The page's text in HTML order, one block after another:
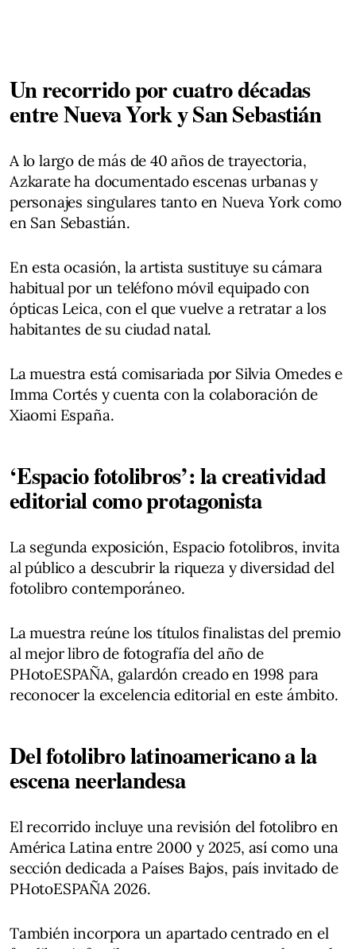
Un recorrido por cuatro décadas
entre Nueva York y San Sebastián
A lo largo de más de 40 años de trayectoria,
Azkarate ha documentado escenas urbanas y
personajes singulares tanto en Nueva York como
en San Sebastián.
En esta ocasión, la artista sustituye su cámara
habitual por un teléfono móvil equipado con
ópticas Leica, con el que vuelve a retratar a los
habitantes de su ciudad natal.
La muestra está comisariada por Silvia Omedes e
Imma Cortés y cuenta con la colaboración de
Xiaomi España.
‘Espacio fotolibros’: la creatividad
editorial como protagonista
La segunda exposición, Espacio fotolibros, invita
al público a descubrir la riqueza y diversidad del
fotolibro contemporáneo.
La muestra reúne los títulos finalistas del premio
al mejor libro de fotografía del año de
PHotoESPAÑA, galardón creado en 1998 para
reconocer la excelencia editorial en este ámbito.
Del fotolibro latinoamericano a la
escena neerlandesa
El recorrido incluye una revisión del fotolibro en
América Latina entre 2000 y 2025, así como una
sección dedicada a Países Bajos, país invitado de
PHotoESPAÑA 2026.
También incorpora un apartado centrado en el